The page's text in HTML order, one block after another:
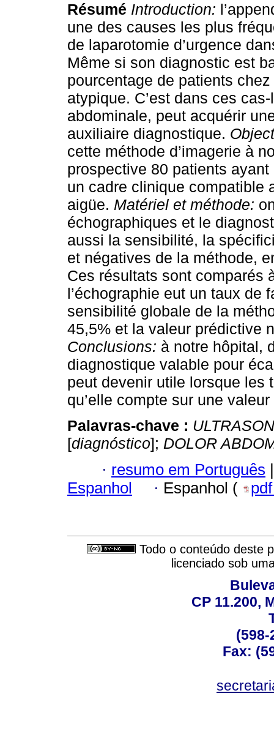
Résumé Introduction:
une des causes les plus
de laparotomie d’urgence
Même si son diagnostic est
pourcentage de patients
atypique. C’est dans ces
abdominale, peut acquérir
auxiliaire diagnostique.
cette méthode d’imagerie à
prospective 80 patients ayant
un cadre clinique compatible
aigüe. Matériel et méthode:
échographiques et le
aussi la sensibilité, la
et négatives de la méthode,
Ces résultats sont comparés
l’échographie eut un taux de
sensibilité globale de la
45,5% et la valeur prédictive
Conclusions: à notre hôpital,
diagnostique valable pour
peut devenir utile lorsque les
qu’elle compte sur une
Palavras-chave :
[diagnóstico]; DOLOR
· resumo em Português |
Espanhol
· Espanhol (
Todo o conteúdo deste
licenciado sob
CP 11.200,
(598-
Fax: